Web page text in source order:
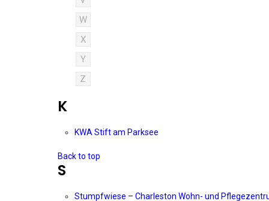
W
X
Y
Z
K
KWA Stift am Parksee
Back to top
S
Stumpfwiese – Charleston Wohn- und